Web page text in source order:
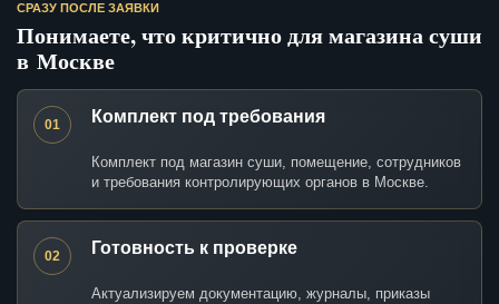
СРАЗУ ПОСЛЕ ЗАЯВКИ
Понимаете, что критично для магазина суши
в Москве
01 Комплект под требования
Комплект под магазин суши, помещение, сотрудников
и требования контролирующих органов в Москве.
02 Готовность к проверке
Актуализируем документацию, журналы, приказы